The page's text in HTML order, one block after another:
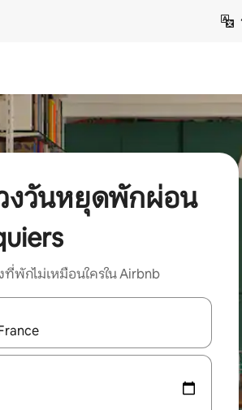
งวันหยุดพักผ่อน
พักไม่เหมือนใครใน Airbnb
หรือใช้การสัมผัสหรือปัด เพื่อสำรวจผลการค้นหา